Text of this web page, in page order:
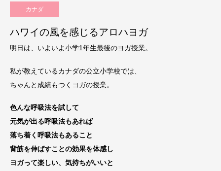
カナダ
ハワイの風を感じるアロハヨガ
明日は、いよいよ小学1年生最後のヨガ授業。
私が教えているカナダの公立小学校では、
ちゃんと成績もつくヨガの授業。
色んな呼吸法を試して
元気が出る呼吸法もあれば
落ち着く呼吸法もあること
背筋を伸ばすことの効果を体感し
ヨガって楽しい、気持ちがいいと